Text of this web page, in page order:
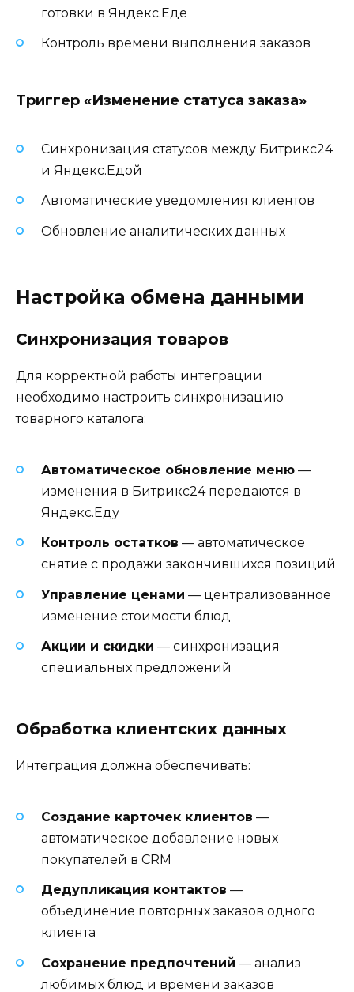
готовки в Яндекс.Еде
Контроль времени выполнения заказов
Триггер «Изменение статуса заказа»
Синхронизация статусов между Битрикс24
и Яндекс.Едой
Автоматические уведомления клиентов
Обновление аналитических данных
Настройка обмена данными
Синхронизация товаров
Для корректной работы интеграции
необходимо настроить синхронизацию
товарного каталога:
Автоматическое обновление меню —
изменения в Битрикс24 передаются в
Яндекс.Еду
Контроль остатков — автоматическое
снятие с продажи закончившихся позиций
Управление ценами — централизованное
изменение стоимости блюд
Акции и скидки — синхронизация
специальных предложений
Обработка клиентских данных
Интеграция должна обеспечивать:
Создание карточек клиентов —
автоматическое добавление новых
покупателей в CRM
Дедупликация контактов —
объединение повторных заказов одного
клиента
Сохранение предпочтений — анализ
любимых блюд и времени заказов